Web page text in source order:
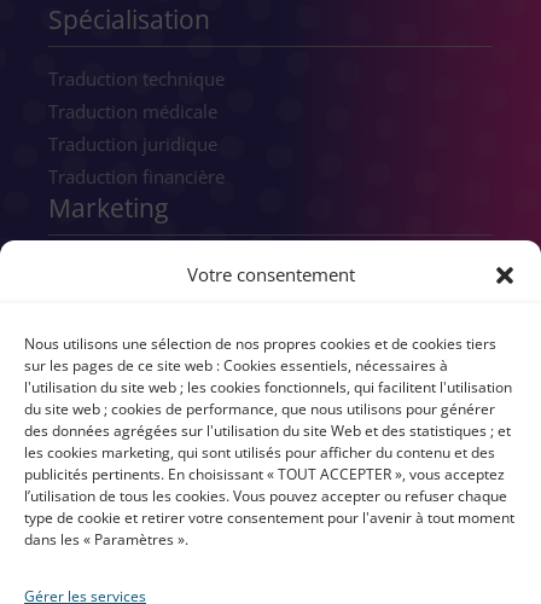
Votre consentement
Nous utilisons une sélection de nos propres cookies et de cookies tiers
sur les pages de ce site web : Cookies essentiels, nécessaires à
l'utilisation du site web ; les cookies fonctionnels, qui facilitent l'utilisation
du site web ; cookies de performance, que nous utilisons pour générer
des données agrégées sur l'utilisation du site Web et des statistiques ; et
les cookies marketing, qui sont utilisés pour afficher du contenu et des
publicités pertinents. En choisissant « TOUT ACCEPTER », vous acceptez
l’utilisation de tous les cookies. Vous pouvez accepter ou refuser chaque
type de cookie et retirer votre consentement pour l'avenir à tout moment
dans les « Paramètres ».
Gérer les services
Spécialisation
Traduction technique
Traduction médicale
Traduction juridique
Traduction financière
Marketing
Conseils numériques
Copywriting
Transcréation
UX/UI
Image de marque